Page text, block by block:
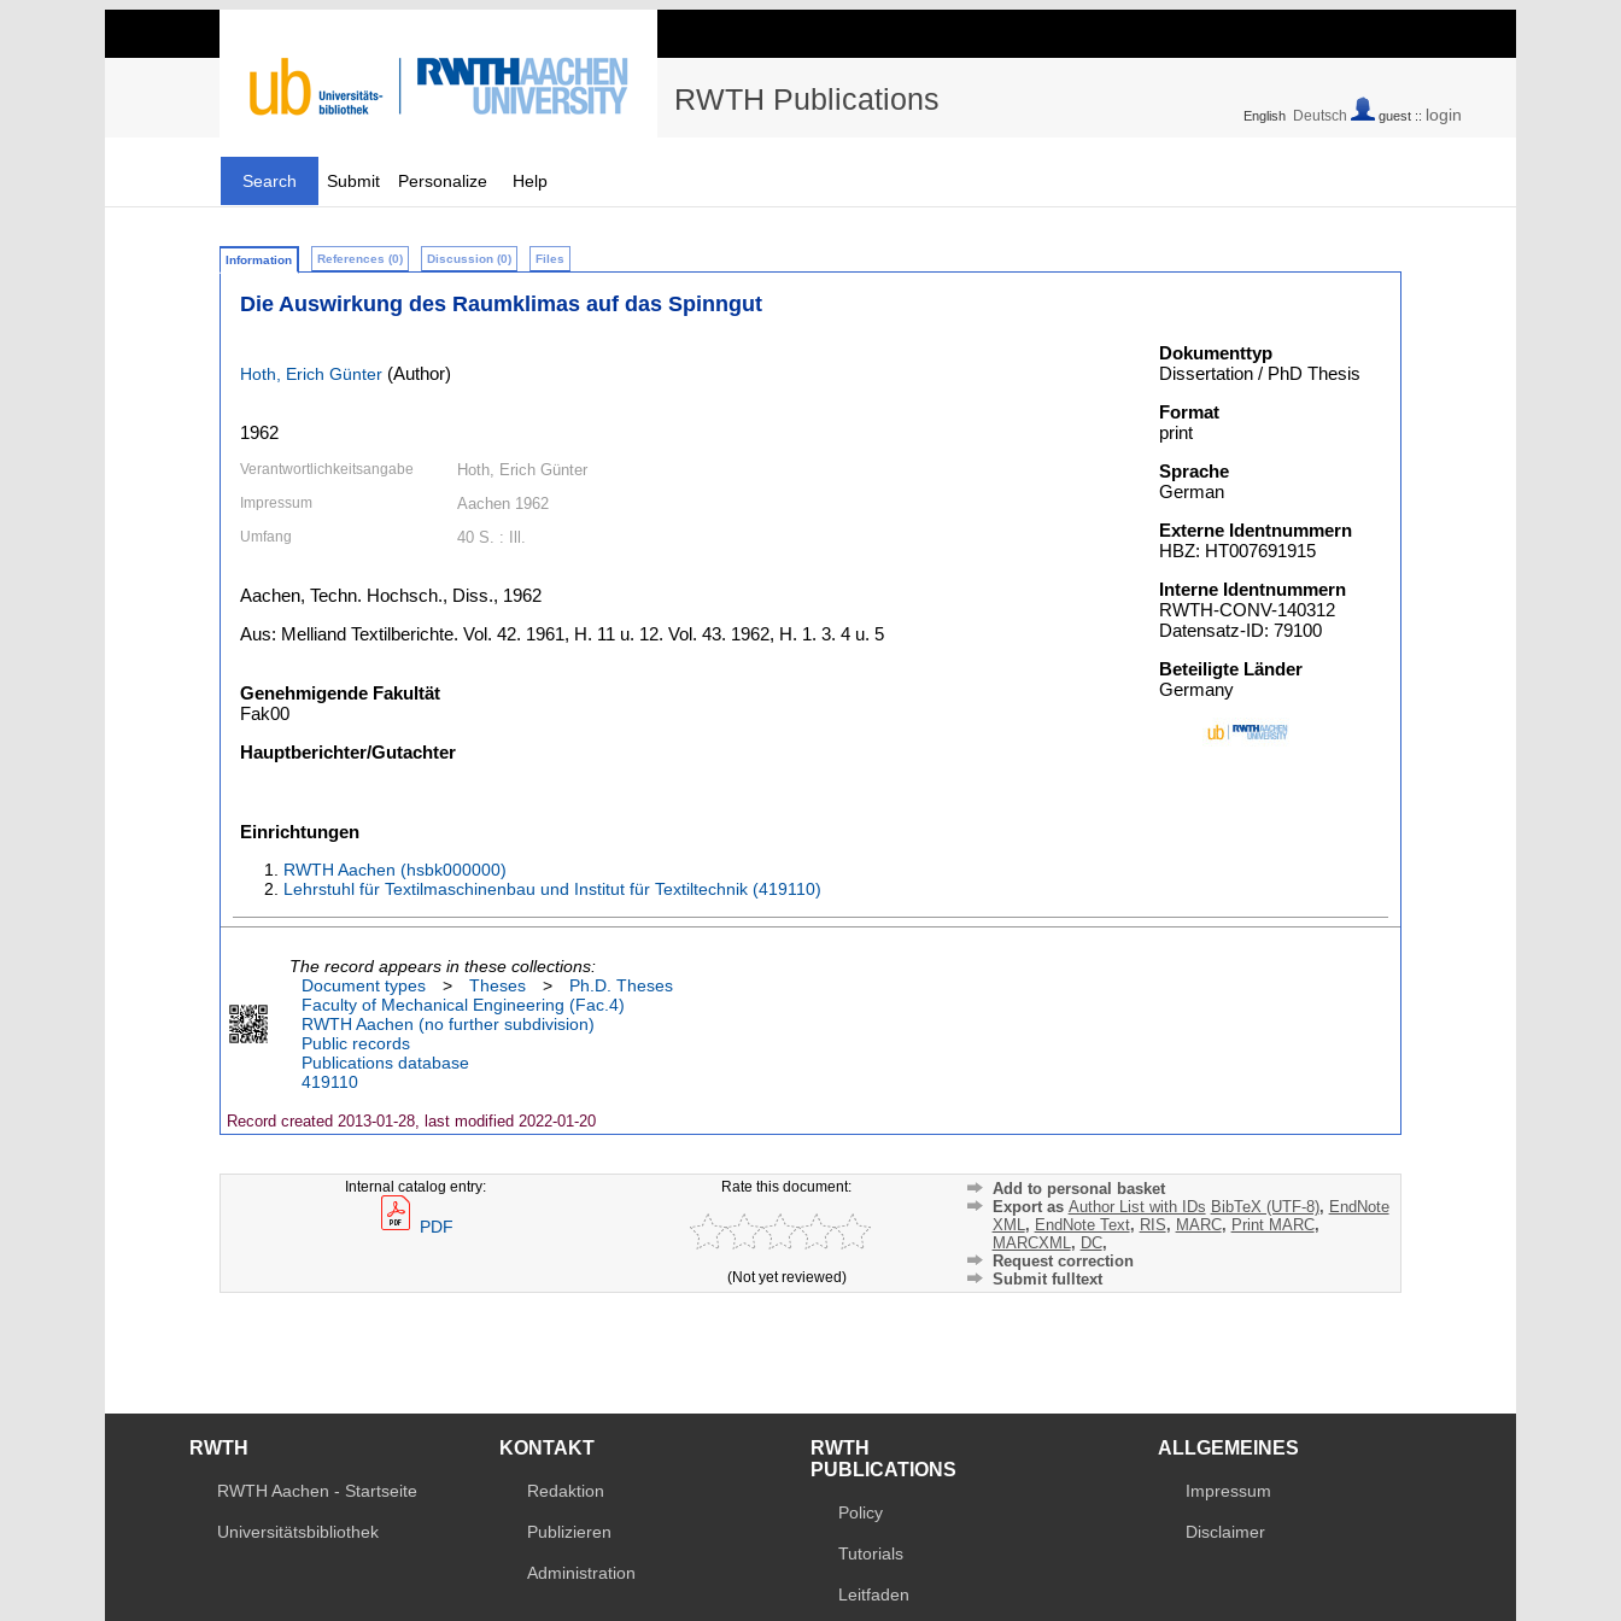
RWTH Publications English Deutsch guest :: login
Search Submit Personalize Help
Information References (0) Discussion (0) Files
Die Auswirkung des Raumklimas auf das Spinngut
Hoth, Erich Günter (Author)
1962
Verantwortlichkeitsangabe Hoth, Erich Günter
Impressum Aachen 1962
Umfang 40 S. : Ill.
Aachen, Techn. Hochsch., Diss., 1962
Aus: Melliand Textilberichte. Vol. 42. 1961, H. 11 u. 12. Vol. 43. 1962, H. 1. 3. 4 u. 5
Genehmigende Fakultät
Fak00
Hauptberichter/Gutachter
Einrichtungen
RWTH Aachen (hsbk000000)
Lehrstuhl für Textilmaschinenbau und Institut für Textiltechnik (419110)
Dokumenttyp
Dissertation / PhD Thesis
Format
print
Sprache
German
Externe Identnummern
HBZ: HT007691915
Interne Identnummern
RWTH-CONV-140312
Datensatz-ID: 79100
Beteiligte Länder
Germany
The record appears in these collections:
Document types
> Theses >
Ph.D. Theses
Faculty of Mechanical Engineering (Fac.4)
RWTH Aachen (no further subdivision)
Public records
Publications database
419110
Record created 2013-01-28, last modified 2022-01-20
Internal catalog entry:
PDF
Rate this document:
(Not yet reviewed)
Add to personal basket
Export as Author List with IDs BibTeX (UTF-8), EndNote
XML , EndNote Text, RIS, MARC, Print MARC,
MARCXML , DC,
Request correction
Submit fulltext
RWTH
RWTH Aachen - Startseite
Universitätsbibliothek
KONTAKT
Redaktion
Publizieren
Administration
RWTH
PUBLICATIONS
Policy
Tutorials
Leitfaden
ALLGEMEINES
Impressum
Disclaimer